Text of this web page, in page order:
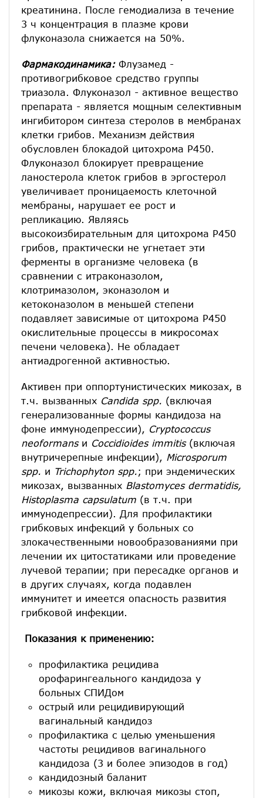
креатинина. После гемодиализа в течение
3 ч концентрация в плазме крови
флуконазола снижается на 50%.
Фармакодинамика: Флузамед -
противогрибковое средство группы
триазола. Флуконазол - активное вещество
препарата - является мощным селективным
ингибитором синтеза стеролов в мембранах
клетки грибов. Механизм действия
обусловлен блокадой цитохрома Р450.
Флуконазол блокирует превращение
ланостерола клеток грибов в эргостерол
увеличивает проницаемость клеточной
мембраны, нарушает ее рост и
репликацию. Являясь
высокоизбирательным для цитохрома P450
грибов, практически не угнетает эти
ферменты в организме человека (в
сравнении с итраконазолом,
клотримазолом, эконазолом и
кетоконазолом в меньшей степени
подавляет зависимые от цитохрома P450
окислительные процессы в микросомах
печени человека). Не обладает
антиадрогенной активностью.
Активен при оппортунистических микозах, в
т.ч. вызванных Candida spp. (включая
генерализованные формы кандидоза на
фоне иммунодепрессии),
Cryptococcus
neoformansи Coccidioides immitis(включая
внутричерепные инфекции),
Microsporum
spp. и Trichophyton spp. ; при эндемических
микозах, вызванных Blastomyces dermatidis,
Histoplasma capsulatum (в т.ч. при
иммунодепрессии). Для профилактики
грибковых инфекций у больных со
злокачественными новообразованиями при
лечении их цитостатиками или проведение
лучевой терапии; при пересадке органов и
в других случаях, когда подавлен
иммунитет и имеется опасность развития
грибковой инфекции.
Показания к применению:
профилактика рецидива
орофарингеального кандидоза у
больных СПИДом
острый или рецидивирующий
вагинальный кандидоз
профилактика с целью уменьшения
частоты рецидивов вагинального
кандидоза (3 и более эпизодов в год)
кандидозный баланит
микозы кожи, включая микозы стоп,